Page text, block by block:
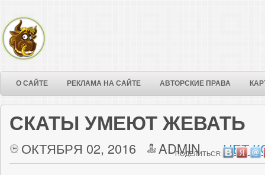
О САЙТЕ РЕКЛАМА НА САЙТЕ АВТОРСКИЕ ПРАВА
СКАТЫ УМЕЮТ ЖЕВАТЬ
ОКТЯБРЯ 02, 2016 ADMIN НЕТ
ПОДЕЛИТЬСЯ: